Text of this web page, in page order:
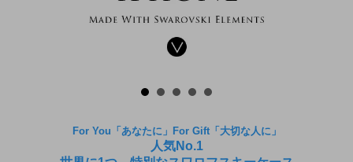
For You「あなたに」For Gift「大切な人に」
人気No.1